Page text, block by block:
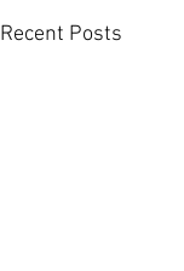
Recent Posts